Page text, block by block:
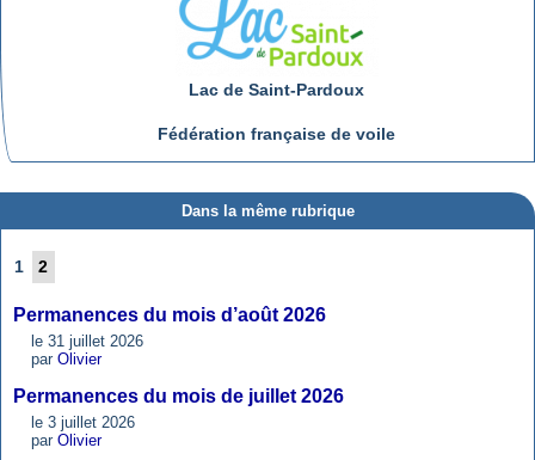
Lac de Saint-Pardoux
Fédération française de voile
Dans la même rubrique
1 2
Permanences du mois d’août 2026
le 31 juillet 2026
par Olivier
Permanences du mois de juillet 2026
le 3 juillet 2026
par Olivier